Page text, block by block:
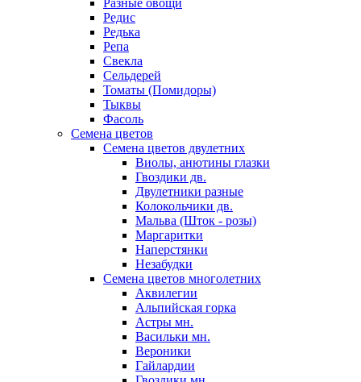
Разные овощи
Редис
Редька
Репа
Свекла
Сельдерей
Томаты (Помидоры)
Тыквы
Фасоль
Семена цветов
Семена цветов двулетних
Виолы, анютины глазки
Гвоздики дв.
Двулетники разные
Колокольчики дв.
Мальва (Шток - розы)
Маргаритки
Наперстянки
Незабудки
Семена цветов многолетних
Аквилегии
Альпийская горка
Астры мн.
Васильки мн.
Вероники
Гайлардии